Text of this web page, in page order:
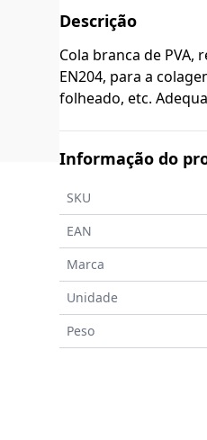
Descrição
Cola branca de PVA,
EN204, para a colagem de madeira, papel, cartão, aglomerado,
Informação do
SKU
EAN
Marca
Unidade
Peso